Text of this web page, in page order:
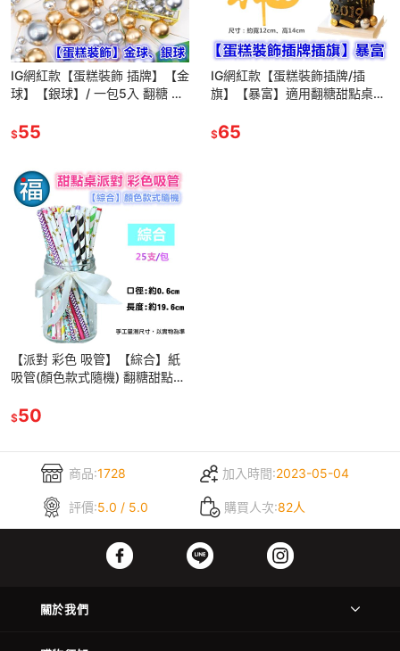
IG網紅款【蛋糕裝飾 插牌】【金
球】【銀球】/ 一包5入 翻糖 蛋
2cm 4cm
$55
IG網紅款【蛋糕裝飾插牌/插
旗】【暴富】適用翻糖甜點桌婚
惠爾通蛋白粉wilton翻糖
$65
【派對 彩色 吸管】【綜合】紙
吸管(顏色款式隨機) 翻糖甜點桌
拍照惠爾通翻糖色膏色粉針筆
$50
商品:1728 加入時間:2023-05-04
評價:5.0 / 5.0 購買人次:82人
關於我們